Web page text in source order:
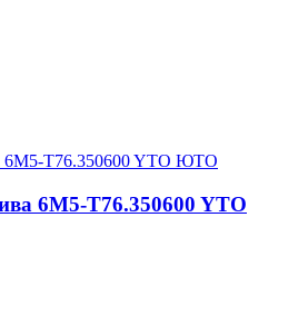
6M5-T76.350600 YTO